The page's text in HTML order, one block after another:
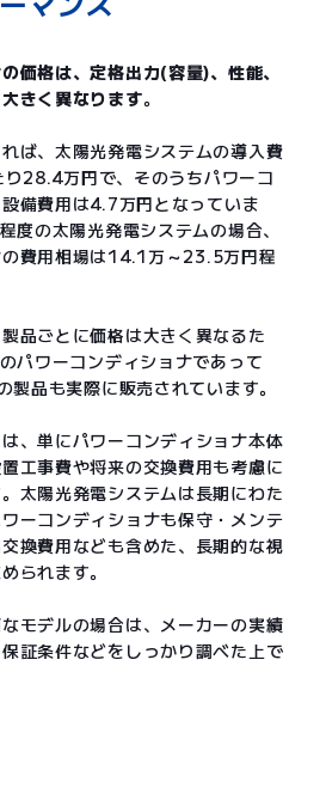
価格は、定格出力(容量)、性能、
きく異なります。
ば、太陽光発電システムの導入費
28.4万円で、そのうちパワーコ
備費用は4.7万円となっていま
度の太陽光発電システムの場合、
費用相場は14.1万～23.5万円程
品ごとに価格は大きく異なるた
パワーコンディショナであって
品も実際に販売されています。
、単にパワーコンディショナ本体
工事費や将来の交換費用も考慮に
太陽光発電システムは長期にわた
ーコンディショナも保守・メンテ
換費用なども含めた、長期的な視
られます。
モデルの場合は、メーカーの実績
証条件などをしっかり調べた上で